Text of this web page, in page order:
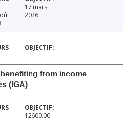
17 mars
2026
from income
(IGA)
12600.00